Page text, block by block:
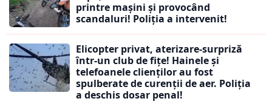
printre mașini și provocând
scandaluri! Poliția a intervenit!
Elicopter privat, aterizare-surpriză
într-un club de fițe! Hainele și
telefoanele clienților au fost
spulberate de curenții de aer. Poliția
a deschis dosar penal!